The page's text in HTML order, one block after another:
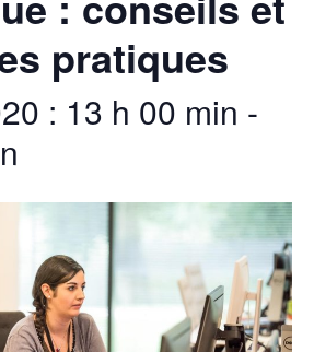
pratiques
: 13 h 00 min -